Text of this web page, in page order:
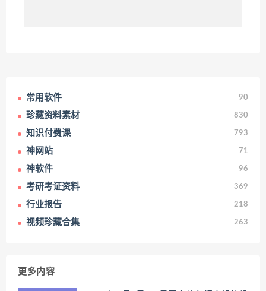
常用软件 90
珍藏资料素材 830
知识付费课 793
神网站 71
神软件 96
考研考证资料 369
行业报告 218
视频珍藏合集 263
更多内容